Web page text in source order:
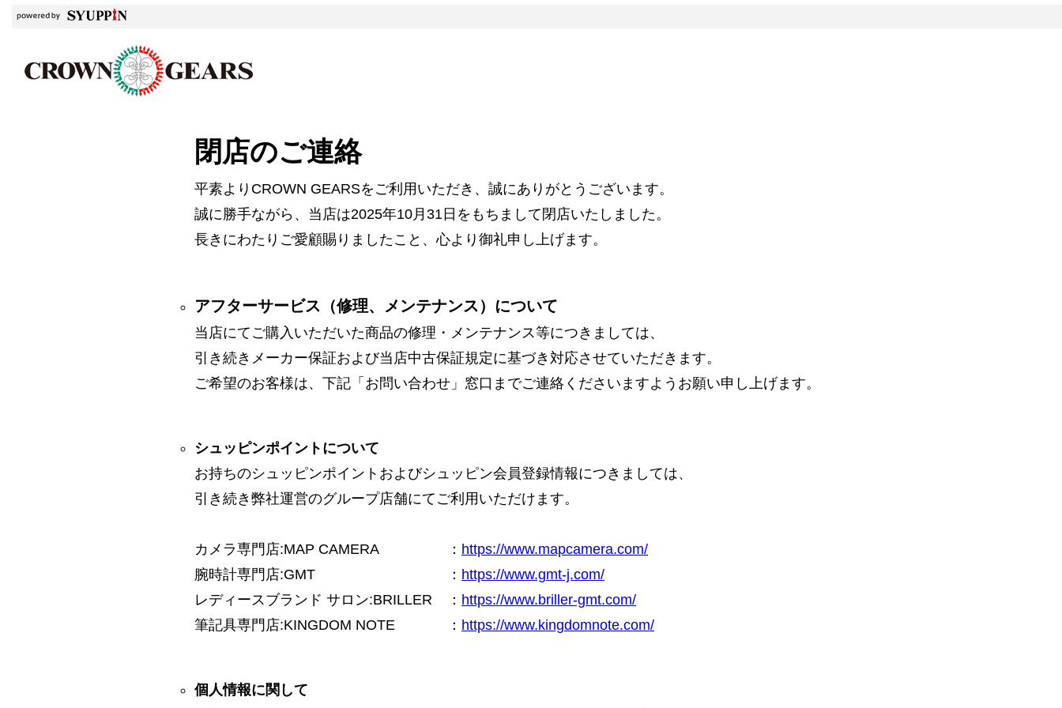
閉店のご連絡
平素よりCROWN GEARSをご利用いただき、誠にありがとうございます。
誠に勝手ながら、当店は2025年10月31日をもちまして閉店いたしました。
長きにわたりご愛顧賜りましたこと、心より御礼申し上げます。
アフターサービス（修理、メンテナンス）について
当店にてご購入いただいた商品の修理・メンテナンス等につきましては、
引き続きメーカー保証および当店中古保証規定に基づき対応させていただきます。
ご希望のお客様は、下記「お問い合わせ」窓口までご連絡くださいますようお願い申し上げます。
シュッピンポイントについて
お持ちのシュッピンポイントおよびシュッピン会員登録情報につきましては、
引き続き弊社運営のグループ店舗にてご利用いただけます。
カメラ専門店:MAP CAMERA ： https://www.mapcamera.com/
腕時計専門店:GMT
： https://www.gmt-j.com/
レディースブランド サロン:BRILLER
： https://www.briller-gmt.com/
筆記具専門店:KINGDOM NOTE
： https://www.kingdomnote.com/
個人情報に関して